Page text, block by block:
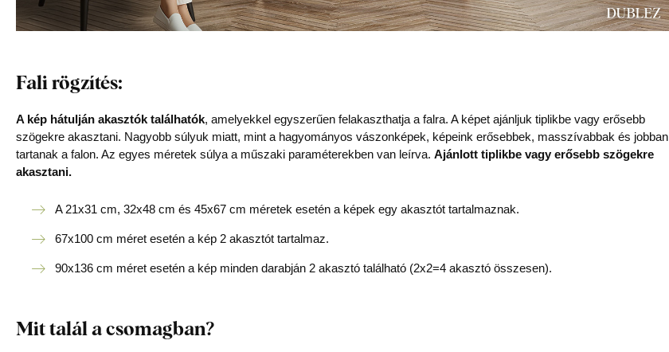
Fali rögzítés:
A kép hátulján akasztók találhatók, amelyekkel egyszerűen felakaszthatja a falra. A képet ajánljuk tiplikbe vagy erősebb
szögekre akasztani. Nagyobb súlyuk miatt, mint a hagyományos vászonképek, képeink erősebbek, masszívabbak és jobban
tartanak a falon. Az egyes méretek súlya a műszaki paraméterekben van leírva. Ajánlott tiplikbe vagy erősebb szögekre
akasztani.
A 21x31 cm, 32x48 cm és 45x67 cm méretek esetén a képek egy akasztót tartalmaznak.
67x100 cm méret esetén a kép 2 akasztót tartalmaz.
90x136 cm méret esetén a kép minden darabján 2 akasztó található (2x2=4 akasztó összesen).
Mit talál a csomagban?